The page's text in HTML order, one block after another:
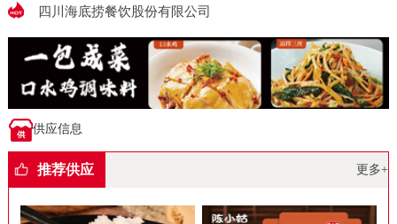
四川海底捞餐饮股份有限公司
供应信息
推荐供应 更多+